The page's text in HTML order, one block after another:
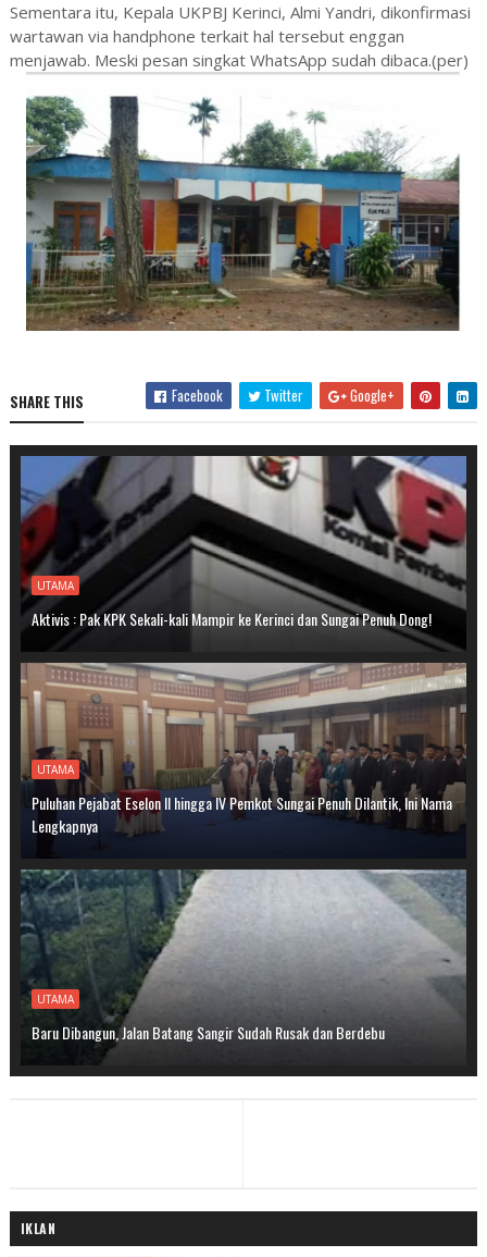
Sementara itu, Kepala UKPBJ Kerinci, Almi Yandri, dikonfirmasi
wartawan via handphone terkait hal tersebut enggan
menjawab. Meski pesan singkat WhatsApp sudah dibaca.(per)
SHARE THIS Facebook Twitter Google+
UTAMA
Aktivis : Pak KPK Sekali-kali Mampir ke Kerinci dan Sungai Penuh Dong!
UTAMA
Puluhan Pejabat Eselon II hingga IV Pemkot Sungai Penuh Dilantik, Ini Nama
Lengkapnya
UTAMA
Baru Dibangun, Jalan Batang Sangir Sudah Rusak dan Berdebu
IKLAN